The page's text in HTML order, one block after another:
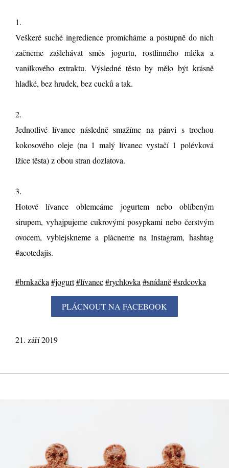
1.
Veškeré suché ingredience promícháme a postupně do nich
začneme zašlehávat směs jogurtu, rostlinného mléka a
vanilkového extraktu. Výsledné těsto by mělo být krásně
hladké, bez hrudek, bez cucků a tak.
2.
Jednotlivé lívance následně smažíme na pánvi s trochou
kokosového oleje (na 1 malý lívanec vystačí 1 polévková
lžíce těsta) z obou stran dozlatova.
3.
Hotové lívance oblemcáme jogurtem nebo oblíbeným
sirupem, vyhajpujeme cukrovými posypkami nebo čerstvým
ovocem, vyblejskneme a plácneme na Instagram, hashtag
#acotedajis.
#brnkačka #jogurt#lívanec#rychlovka #snídaně#srdcovka
21. září 2019